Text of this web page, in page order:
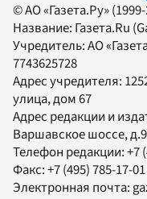
© АО «Газета.Ру»
Название: Газета.Ru
Учредитель:АО
7743625728
Адрес учредителя:
улица, дом 67
Адрес редакции и
Варшавское шоссе,
Телефон редакции:+7
Факс:+7 (495) 785-17-01
Электронная почта: